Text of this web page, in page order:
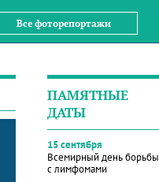
Все фоторепортажи
ПАМЯТНЫЕ
ДАТЫ
15 сентября
Всемирный день борьбы
с лимфомами